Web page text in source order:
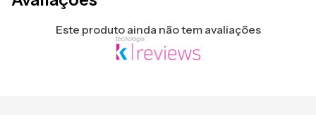
Este produto ainda não tem avaliações